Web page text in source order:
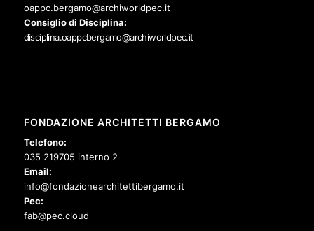
oappc.bergamo@archiworldpec.it
Consiglio di Disciplina:
disciplina.oappcbergamo@archiworldpec.it
FONDAZIONE ARCHITETTI BERGAMO
Telefono:
035 219705 interno 2
Email:
info@fondazionearchitettibergamo.it
Pec:
fab@pec.cloud